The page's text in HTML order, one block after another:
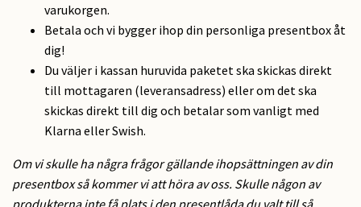
varukorgen.
Betala och vi bygger ihop din personliga presentbox åt
dig!
Du väljer i kassan huruvida paketet ska skickas direkt
till mottagaren (leveransadress) eller om det ska
skickas direkt till dig och betalar som vanligt med
Klarna eller Swish.
Om vi skulle ha några frågor gällande ihopsättningen av din
presentbox så kommer vi att höra av oss. Skulle någon av
produkterna inte få plats i den presentlåda du valt till så